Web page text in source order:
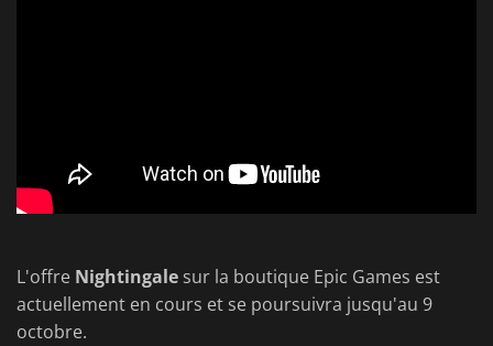
L'offre Nightingale sur la boutique Epic Games est
actuellement en cours et se poursuivra jusqu'au 9
octobre.